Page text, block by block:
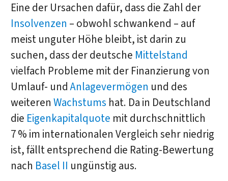
Eine der Ursachen dafür, dass die Zahl der
Insolvenzen – obwohl schwankend – auf
meist unguter Höhe bleibt, ist darin zu
suchen, dass der deutsche Mittelstand
vielfach Probleme mit der Finanzierung von
Umlauf- undAnlagevermögen und des
weiteren Wachstums hat. Da in Deutschland
die Eigenkapitalquote mit durchschnittlich
7 % im internationalen Vergleich sehr niedrig
ist, fällt entsprechend die Rating-Bewertung
nach Basel II ungünstig aus.